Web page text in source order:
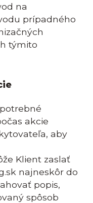
na
prípadného
týmito
akcie
aby
Klient zaslať
najneskôr do
popis,
spôsob